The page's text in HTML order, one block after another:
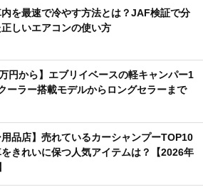
を最速で冷やす方法とは？JAF検証で分
しいエアコンの使い方
万円から】エブリイベースの軽キャンパー1
ーラー搭載モデルからロングセラーまで
用品店】売れているカーシャンプーTOP10
をきれいに保つ人気アイテムは？【2026年